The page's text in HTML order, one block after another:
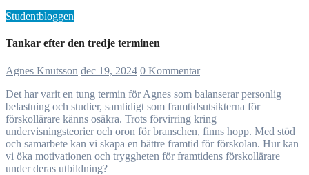
Studentbloggen
Tankar efter den tredje terminen
Agnes Knutsson dec 19, 2024 0 Kommentar
Det har varit en tung termin för Agnes som balanserar personlig
belastning och studier, samtidigt som framtidsutsikterna för
förskollärare känns osäkra. Trots förvirring kring
undervisningsteorier och oron för branschen, finns hopp. Med stöd
och samarbete kan vi skapa en bättre framtid för förskolan. Hur kan
vi öka motivationen och tryggheten för framtidens förskollärare
under deras utbildning?